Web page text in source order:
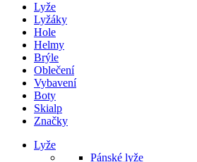
Lyže
Lyžáky
Hole
Helmy
Brýle
Oblečení
Vybavení
Boty
Skialp
Značky
Lyže
Pánské lyže